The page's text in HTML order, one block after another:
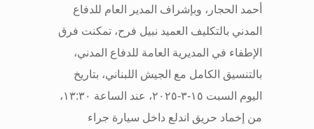
أحمد الحجار، وبإشراف المدير العام للدفاع
المدني بالتكليف العميد نبيل فرح، تمكنت فرق
الإطفاء في المديرية العامة للدفاع المدني،
بالتنسيق الكامل مع الجيش اللبناني، بتاريخ
اليوم السبت ١٥-٣-٢٠٢٥، عند الساعة ١٣:٣٠،
من إخماد حريق اندلع داخل سيارة جراء